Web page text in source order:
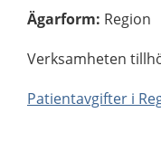
Ägarform: Region
Verksamheten
Patientavgifter i